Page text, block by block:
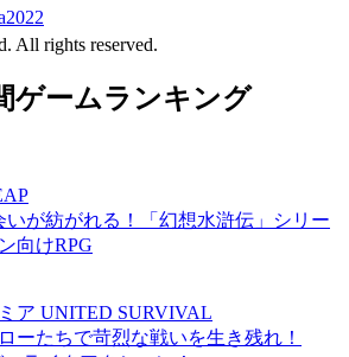
All rights reserved.
ゲームランキング
いが紡がれる！「幻想水滸伝」シリー
向けRPG
ア UNITED SURVIVAL
ーたちで苛烈な戦いを生き残れ！